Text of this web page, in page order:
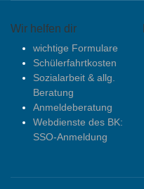
Wir helfen dir
wichtige Formulare
Schülerfahrtkosten
Sozialarbeit & allg.
Beratung
Anmeldeberatung
Webdienste des BK:
SSO-Anmeldung